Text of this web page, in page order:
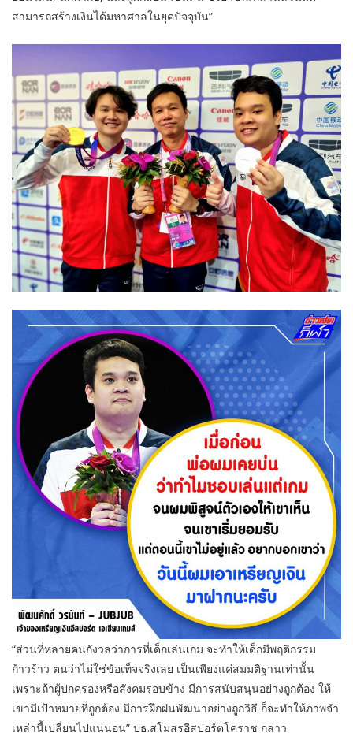
สามารถสร้างเงินได้มหาศาลในยุคปัจจุบัน”
“ส่วนที่หลายคนกังวลว่าการที่เด็กเล่นเกม จะทำให้เด็กมีพฤติกรรม
ก้าวร้าว ตนว่าไม่ใช่ข้อเท็จจริงเลย เป็นเพียงแค่สมมติฐานเท่านั้น
เพราะถ้าผู้ปกครองหรือสังคมรอบข้าง มีการสนับสนุนอย่างถูกต้อง ให้
เขามีเป้าหมายที่ถูกต้อง มีการฝึกฝนพัฒนาอย่างถูกวิธี ก็จะทำให้ภาพจำ
เหล่านี้เปลี่ยนไปแน่นอน” ปธ.สโมสรอีสปอร์ตโคราช กล่าว